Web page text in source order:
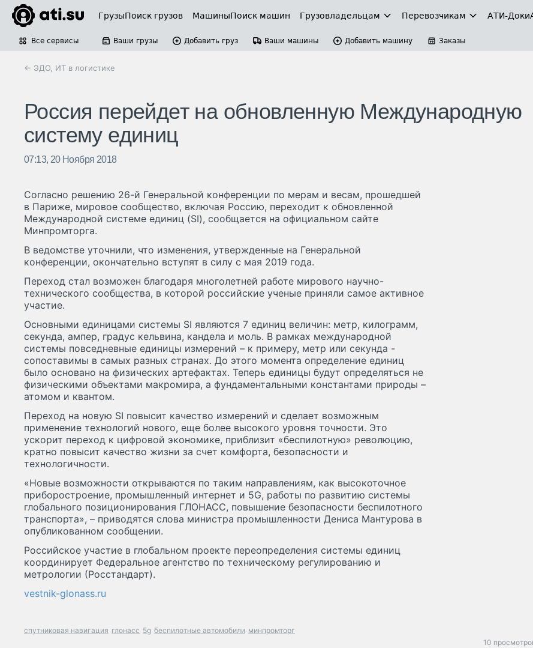
ГрузыПоиск грузов МашиныПоиск машин Грузовладельцам Перевозчикам АТИ-Доки
Все сервисы Ваши грузы Добавить груз Ваши машины Добавить машину Заказы
← ЭДО, ИТ в логистике
Россия перейдет на обновленную Международную
систему единиц
07:13, 20 Ноября 2018
Согласно решению 26-й Генеральной конференции по мерам и весам, прошедшей
в Париже, мировое сообщество, включая Россию, переходит к обновленной
Международной системе единиц (SI), сообщается на официальном сайте
Минпромторга.
В ведомстве уточнили, что изменения, утвержденные на Генеральной
конференции, окончательно вступят в силу с мая 2019 года.
Переход стал возможен благодаря многолетней работе мирового научно-
технического сообщества, в которой российские ученые приняли самое активное
участие.
Основными единицами системы SI являются 7 единиц величин: метр, килограмм,
секунда, ампер, градус кельвина, кандела и моль. В рамках международной
системы повседневные единицы измерений – к примеру, метр или секунда -
сопоставимы в самых разных странах. До этого момента определение единиц
было основано на физических артефактах. Теперь единицы будут определяться не
физическими объектами макромира, а фундаментальными константами природы –
атомом и квантом.
Переход на новую SI повысит качество измерений и сделает возможным
применение технологий нового, еще более высокого уровня точности. Это
ускорит переход к цифровой экономике, приблизит «беспилотную» революцию,
кратно повысит качество жизни за счет комфорта, безопасности и
технологичности.
«Новые возможности открываются по таким направлениям, как высокоточное
приборостроение, промышленный интернет и 5G, работы по развитию системы
глобального позиционирования ГЛОНАСС, повышение безопасности беспилотного
транспорта», – приводятся слова министра промышленности Дениса Мантурова в
опубликованном сообщении.
Российское участие в глобальном проекте переопределения системы единиц
координирует Федеральное агентство по техническому регулированию и
метрологии (Росстандарт).
vestnik-glonass.ru
спутниковая навигация глонасс 5g беспилотные автомобили минпромторг
10